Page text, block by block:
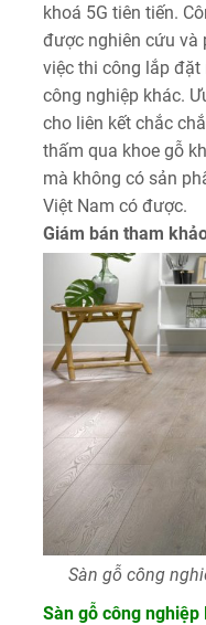
khoá 5G tiên tiến.
được nghiên cứu và
việc thi công lắp
công nghiệp khác.
cho liên kết chắc
thấm qua khoe gỗ
mà không có sản
Việt Nam có được.
Giám bán tham
Sàn gỗ công
Sàn gỗ công nghiệp